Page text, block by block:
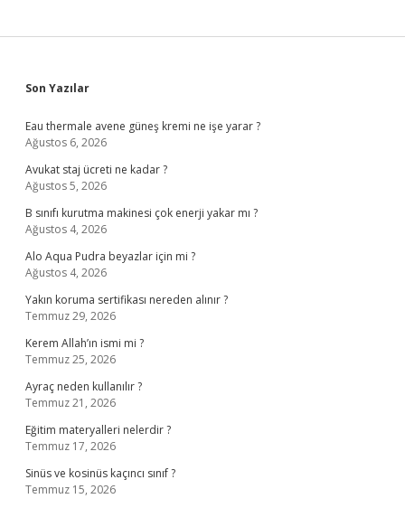
Sidebar
Son Yazılar
Eau thermale avene güneş kremi ne işe yarar ?
Ağustos 6, 2026
Avukat staj ücreti ne kadar ?
Ağustos 5, 2026
B sınıfı kurutma makinesi çok enerji yakar mı ?
Ağustos 4, 2026
Alo Aqua Pudra beyazlar için mi ?
Ağustos 4, 2026
Yakın koruma sertifikası nereden alınır ?
Temmuz 29, 2026
Kerem Allah’ın ismi mi ?
Temmuz 25, 2026
Ayraç neden kullanılır ?
Temmuz 21, 2026
Eğitim materyalleri nelerdir ?
Temmuz 17, 2026
Sinüs ve kosinüs kaçıncı sınıf ?
Temmuz 15, 2026